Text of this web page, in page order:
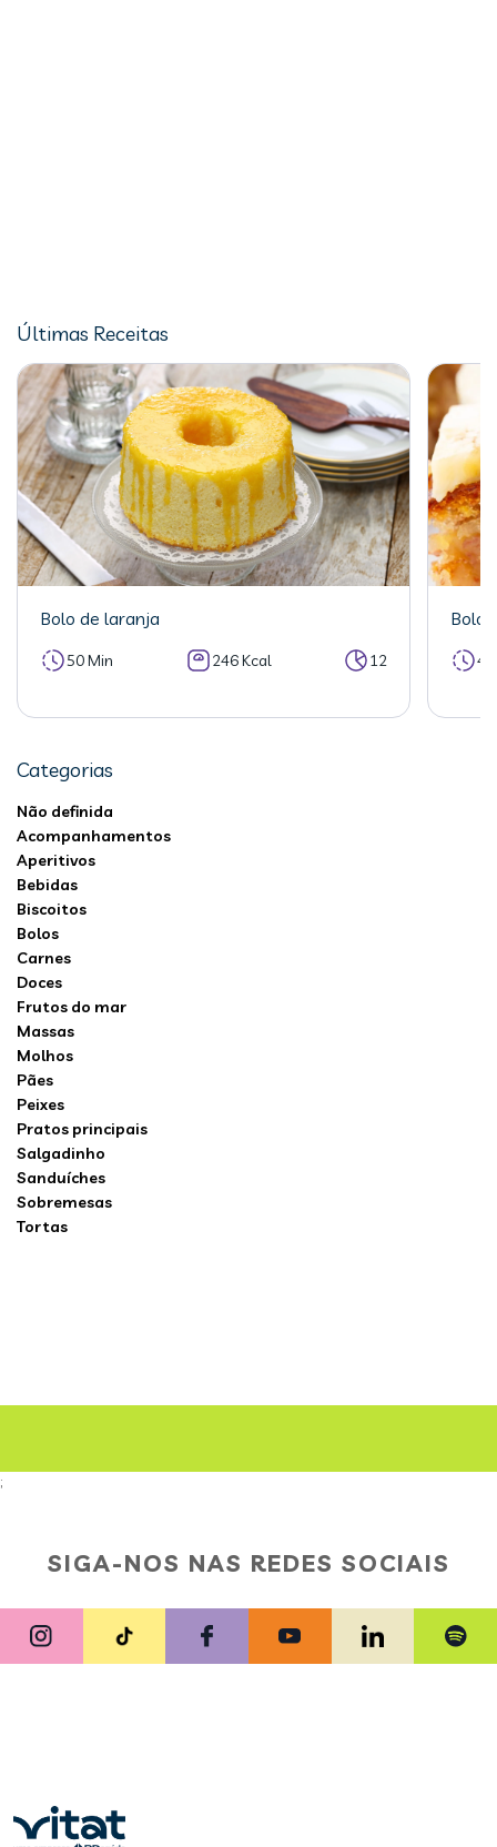
Últimas Receitas
Bolo de laranja
50 Min 246 Kcal 12
Bolo
Categorias
Não definida
Acompanhamentos
Aperitivos
Bebidas
Biscoitos
Bolos
Carnes
Doces
Frutos do mar
Massas
Molhos
Pães
Peixes
Pratos principais
Salgadinho
Sanduíches
Sobremesas
Tortas
;
SIGA-NOS NAS REDES SOCIAIS